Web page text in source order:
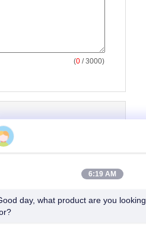
(0 / 3000)
টেস্ট
প্রতিরোধ পরীক্ষার সরঞ্জাম
6:19 AM
day, what product are you looking